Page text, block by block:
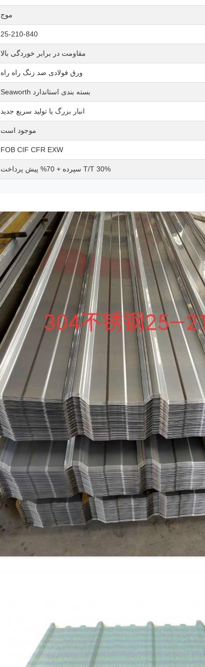
موج
25-210-840
مقاومت در برابر خوردگی بالا
ورق فولادی ضد زنگ راه راه
بسته بندی استاندارد Seaworth
انبار بزرگ یا تولید سریع جدید
موجود است
FOB CIF CFR EXW
T/T 30% سپرده + 70% پیش پرداخت